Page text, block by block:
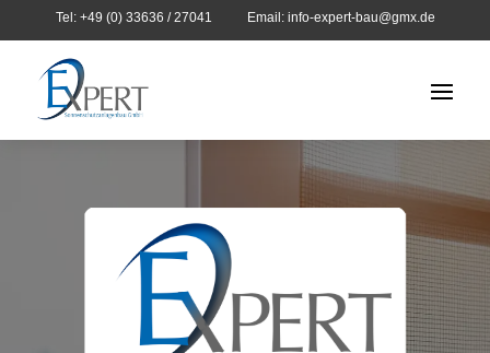
Tel: +49 (0) 33636 / 27041 Email: info-expert-bau@gmx.de